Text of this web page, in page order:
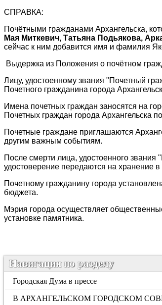
СПРАВКА:
Почётными гражданами Архангельска,
Мая Миткевич, Татьяна Подьякова,
сейчас к ним добавится имя и фамилия
Выдержка из Положения о почётном
Лицу, удостоенному звания "Почетный
Почетного гражданина города
Имена почетных граждан заносятся на
Почетных граждан города Архангельска
Почетные граждане приглашаются
другим важным событиям.
После смерти лица, удостоенного звания
удостоверение передаются на хранение
Почетному гражданину города
бюджета.
Мэрия города осуществляет
установке памятника.
Навигация по разделу
Городская Дума в прессе
В АРХАНГЕЛЬСКОМ ГОРОДСКОМ